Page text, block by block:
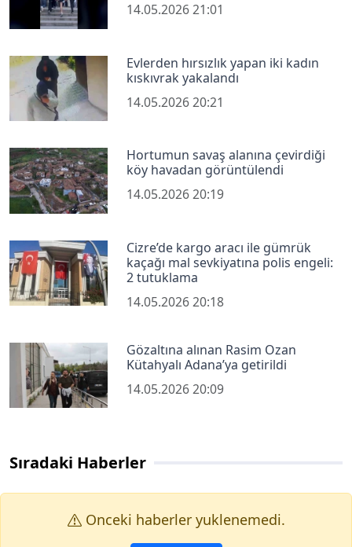
14.05.2026 21:01
Evlerden hırsızlık yapan iki kadın
kıskıvrak yakalandı
14.05.2026 20:21
Hortumun savaş alanına çevirdiği
köy havadan görüntülendi
14.05.2026 20:19
Cizre’de kargo aracı ile gümrük
kaçağı mal sevkiyatına polis engeli:
2 tutuklama
14.05.2026 20:18
Gözaltına alınan Rasim Ozan
Kütahyalı Adana’ya getirildi
14.05.2026 20:09
Sıradaki Haberler
Onceki haberler yuklenemedi.